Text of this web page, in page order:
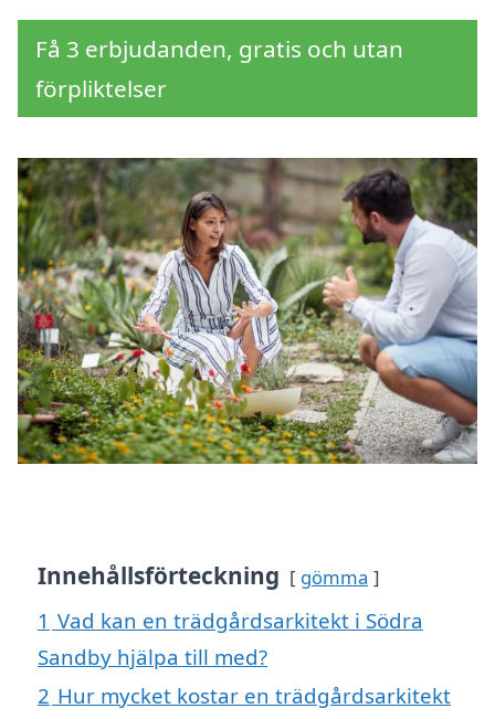
Få 3 erbjudanden, gratis och utan
förpliktelser
Innehållsförteckning gömma
1 Vad kan en trädgårdsarkitekt i Södra
Sandby hjälpa till med?
2 Hur mycket kostar en trädgårdsarkitekt